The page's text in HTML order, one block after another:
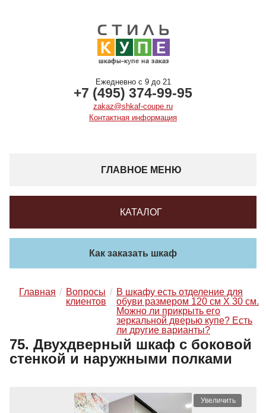
Ежедневно с 9 до 21
+7 (495) 374-99-95
zakaz@shkaf-coupe.ru
Контактная информация
ГЛАВНОЕ МЕНЮ
КАТАЛОГ
Как заказать шкаф
Главная
Вопросы
клиентов
В шкафу есть отделение для
обуви размером 120 см Х 30 см.
Можно ли прикрыть его
зеркальной дверью купе? Есть
ли другие варианты?
75. Двухдверный шкаф с боковой
стенкой и наружными полками
Увеличить